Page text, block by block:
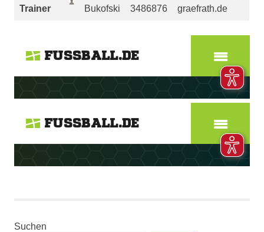
Trainer
Bukofski
3486876
graefrath.de
Suchen